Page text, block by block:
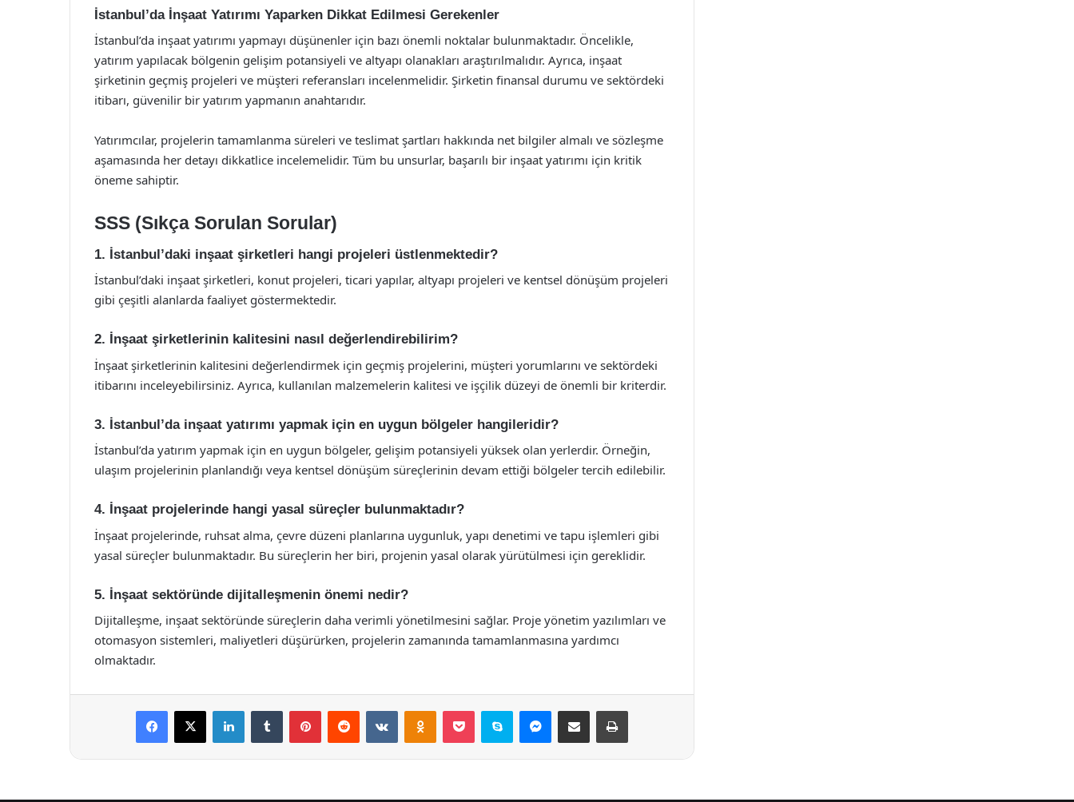
İstanbul’da İnşaat Yatırımı Yaparken Dikkat Edilmesi Gerekenler
İstanbul’da inşaat yatırımı yapmayı düşünenler için bazı önemli noktalar bulunmaktadır. Öncelikle,
yatırım yapılacak bölgenin gelişim potansiyeli ve altyapı olanakları araştırılmalıdır. Ayrıca, inşaat
şirketinin geçmiş projeleri ve müşteri referansları incelenmelidir. Şirketin finansal durumu ve sektördeki
itibarı, güvenilir bir yatırım yapmanın anahtarıdır.
Yatırımcılar, projelerin tamamlanma süreleri ve teslimat şartları hakkında net bilgiler almalı ve sözleşme
aşamasında her detayı dikkatlice incelemelidir. Tüm bu unsurlar, başarılı bir inşaat yatırımı için kritik
öneme sahiptir.
SSS (Sıkça Sorulan Sorular)
1. İstanbul’daki inşaat şirketleri hangi projeleri üstlenmektedir?
İstanbul’daki inşaat şirketleri, konut projeleri, ticari yapılar, altyapı projeleri ve kentsel dönüşüm projeleri
gibi çeşitli alanlarda faaliyet göstermektedir.
2. İnşaat şirketlerinin kalitesini nasıl değerlendirebilirim?
İnşaat şirketlerinin kalitesini değerlendirmek için geçmiş projelerini, müşteri yorumlarını ve sektördeki
itibarını inceleyebilirsiniz. Ayrıca, kullanılan malzemelerin kalitesi ve işçilik düzeyi de önemli bir kriterdir.
3. İstanbul’da inşaat yatırımı yapmak için en uygun bölgeler hangileridir?
İstanbul’da yatırım yapmak için en uygun bölgeler, gelişim potansiyeli yüksek olan yerlerdir. Örneğin,
ulaşım projelerinin planlandığı veya kentsel dönüşüm süreçlerinin devam ettiği bölgeler tercih edilebilir.
4. İnşaat projelerinde hangi yasal süreçler bulunmaktadır?
İnşaat projelerinde, ruhsat alma, çevre düzeni planlarına uygunluk, yapı denetimi ve tapu işlemleri gibi
yasal süreçler bulunmaktadır. Bu süreçlerin her biri, projenin yasal olarak yürütülmesi için gereklidir.
5. İnşaat sektöründe dijitalleşmenin önemi nedir?
Dijitalleşme, inşaat sektöründe süreçlerin daha verimli yönetilmesini sağlar. Proje yönetim yazılımları ve
otomasyon sistemleri, maliyetleri düşürürken, projelerin zamanında tamamlanmasına yardımcı
olmaktadır.
Facebook
X LinkedInTumblr PinterestReddit VKontakteOdnoklassniki
Pocket Skype Messenger
E-Posta ile paylaş Yazdır